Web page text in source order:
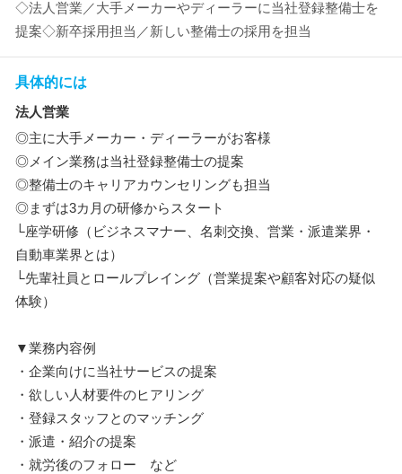
◇法人営業／大手メーカーやディーラーに当社登録整備士を
提案◇新卒採用担当／新しい整備士の採用を担当
具体的には
法人営業
◎主に大手メーカー・ディーラーがお客様
◎メイン業務は当社登録整備士の提案
◎整備士のキャリアカウンセリングも担当
◎まずは3カ月の研修からスタート
└座学研修（ビジネスマナー、名刺交換、営業・派遣業界・
自動車業界とは）
└先輩社員とロールプレイング（営業提案や顧客対応の疑似
体験）
▼業務内容例
・企業向けに当社サービスの提案
・欲しい人材要件のヒアリング
・登録スタッフとのマッチング
・派遣・紹介の提案
・就労後のフォロー など